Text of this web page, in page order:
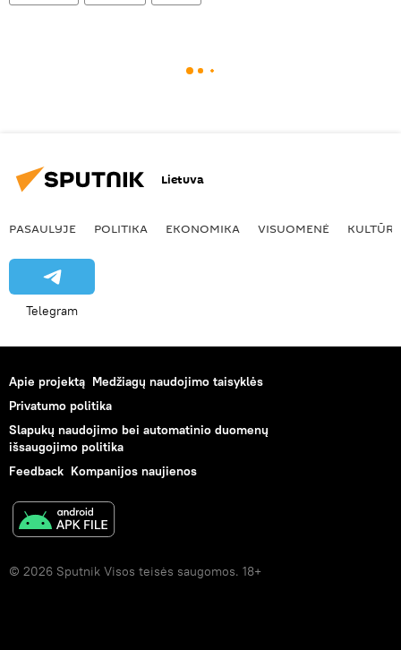
Lietuva
PASAULYJE POLITIKA EKONOMIKA VISUOMENĖ KULTŪRA
Telegram
Apie projektą Medžiagų naudojimo taisyklės
Privatumo politika
Slapukų naudojimo bei automatinio duomenų
išsaugojimo politika
Feedback Kompanijos naujienos
© 2026 Sputnik Visos teisės saugomos. 18+